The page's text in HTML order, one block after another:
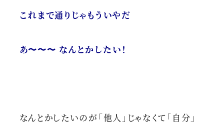
これまで通りじゃもういやだ
あ〜〜〜 なんとかしたい！
なんとかしたいのが「他人」じゃなくて「自分」